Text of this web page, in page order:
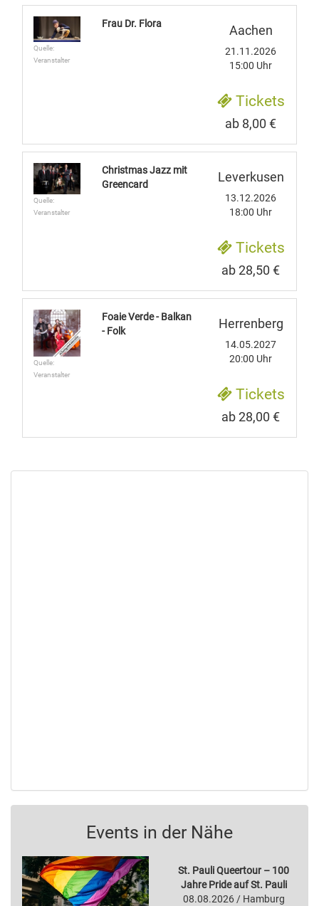
Quelle:
Veranstalter
Frau Dr. Flora Aachen
21.11.2026
15:00 Uhr
Tickets
ab 8,00 €
Quelle:
Veranstalter
Christmas Jazz mit
Greencard
Leverkusen
13.12.2026
18:00 Uhr
Tickets
ab 28,50 €
Quelle:
Veranstalter
Foaie Verde - Balkan
- Folk
Herrenberg
14.05.2027
20:00 Uhr
Tickets
ab 28,00 €
Events in der Nähe
St. Pauli Queertour – 100
Jahre Pride auf St. Pauli
08.08.2026 / Hamburg